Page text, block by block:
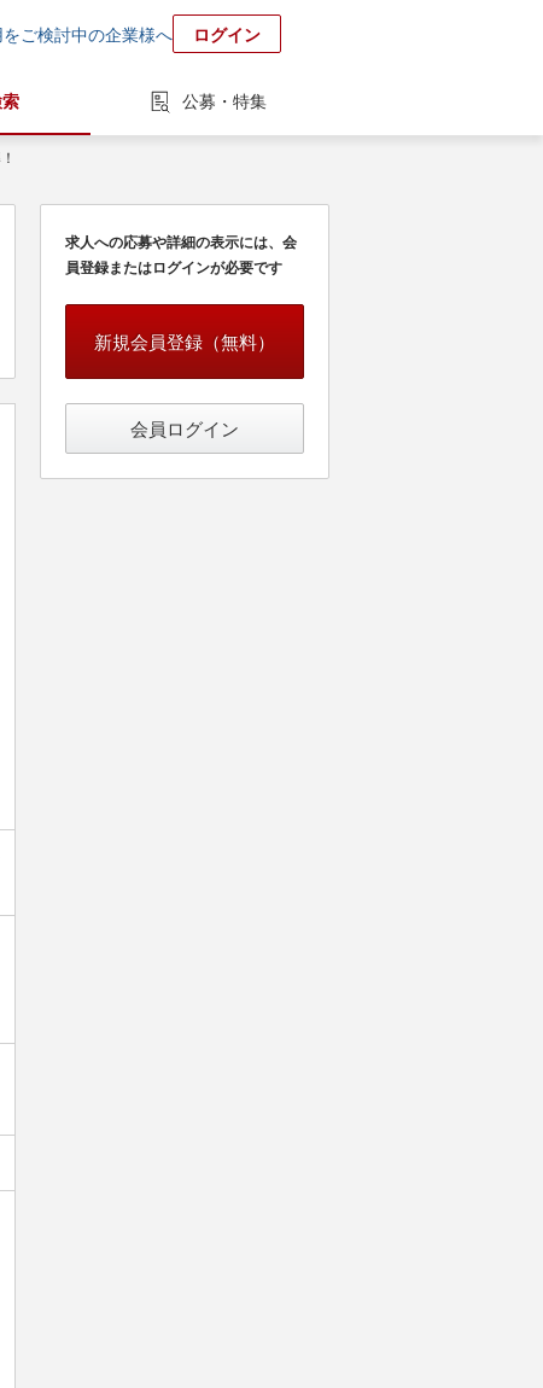
ご検討中の企業様へ ログイン
公募・特集
求人への応募や詳細の表示には、会
員登録またはログインが必要です
新規会員登録（無料）
会員ログイン